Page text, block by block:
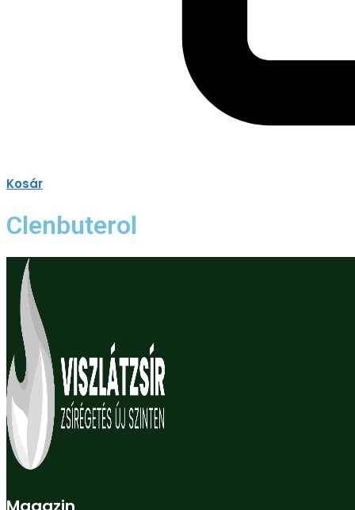
Kosár
Clenbuterol